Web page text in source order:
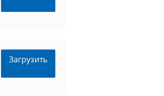
Загрузить